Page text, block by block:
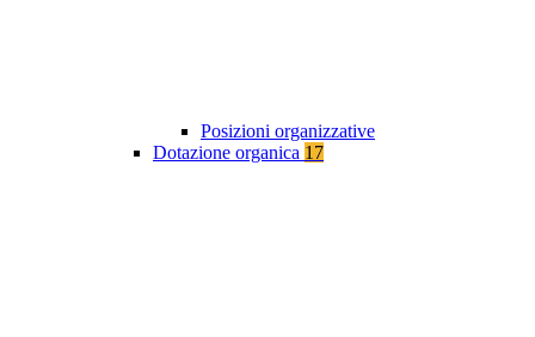
Posizioni organizzative
Dotazione organica 17